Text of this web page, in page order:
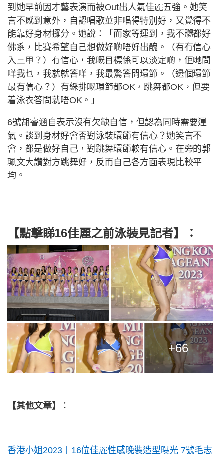
到她早前因才藝表演而被Out出人氣佳麗五強。她笑
言不感到意外，自認唱歌並非唱得特別好，又覺得不
能靠好身材攞分。她說：「而家等運到，我不嬲都好
佛系，比賽希望自己想做好啲唔好出醜。（有冇信心
入三甲？）冇信心，我嘅目標係可以淡定啲，佢哋問
咩我乜，我就就答咩，我最驚答問環節。（邊個環節
最有信心？）有綵排嘅環節都OK，跳舞都OK，但要
着泳衣答問就唔OK。」
6號胡睿涵自表示沒有欠缺自信，但認為同時需要運
氣。談到身材好會否對泳裝環節有信心？她笑言不
會，都是做好自己，對跳舞環節較有信心。在旁的郭
珮文大讚對方跳舞好，反而自己各方面表現比較平
均。
【點擊睇16佳麗之前泳裝見記者】：
+66
【其他文章】 ：
香港小姐2023丨16位佳麗性感晚裝造型曝光 7號毛志